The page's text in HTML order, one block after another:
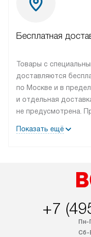
Бесплатная
Товары с
доставляются
по Москве и в
и отдельная
не предусмотрена.
рекомендуем
со статусом «В
быть отправлены
интересен товар
обсудите
приобретения с
Показать ещё
+7
Пн-
Сб-